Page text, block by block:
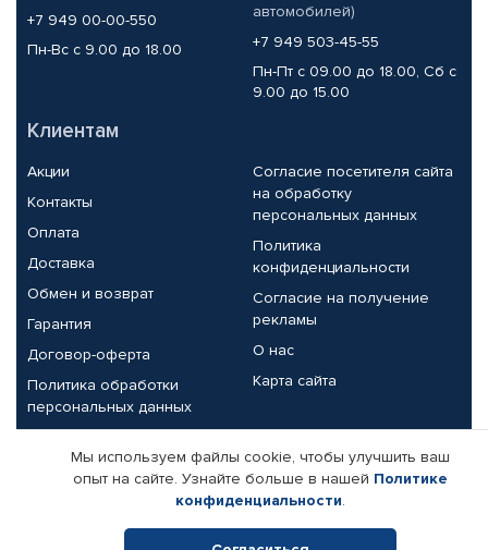
+7 949 00-00-550
Пн-Вс с 9.00 до 18.00
автомобилей)
+7 949 503-45-55
Пн-Пт с 09.00 до 18.00, Сб с
9.00 до 15.00
Клиентам
Акции
Контакты
Оплата
Доставка
Обмен и возврат
Гарантия
Договор-оферта
Политика обработки
персональных данных
Согласие посетителя сайта
на обработку
персональных данных
Политика
конфиденциальности
Согласие на получение
рекламы
О нас
Карта сайта
Партнерам
Корпоративным клиентам
Поставщикам
Реквизиты компании
Мы используем файлы cookie, чтобы улучшить ваш
опыт на сайте. Узнайте больше в нашей Политике
конфиденциальности.